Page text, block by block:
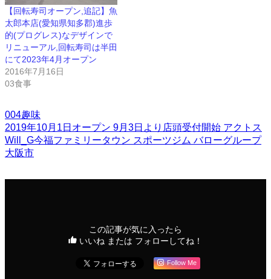
【回転寿司オープン,追記】魚
太郎本店(愛知県知多郡)進歩
的(プログレス)なデザインで
リニューアル,回転寿司は半田
にて2023年4月オープン
2016年7月16日
03食事
004趣味
2019年10月1日オープン 9月3日より店頭受付開始 アクトス
Will_G今福ファミリータウン スポーツジム バローグループ
大阪市
この記事が気に入ったら
いいね または フォローしてね！
Follow Me